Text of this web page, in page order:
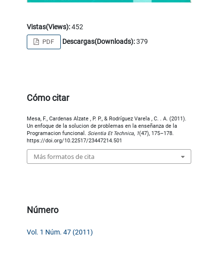
Vistas(Views):452
PDF Descargas(Downloads):379
Cómo citar
Mesa, F., Cardenas Alzate , P. P., & Rodríguez Varela , C. . A. (2011).
Un enfoque de la solucion de problemas en la enseñanza de la
Programacion funcional. Scientia Et Technica, 1(47), 175–178.
https://doi.org/10.22517/23447214.501
Más formatos de cita
Número
Vol. 1 Núm. 47 (2011)